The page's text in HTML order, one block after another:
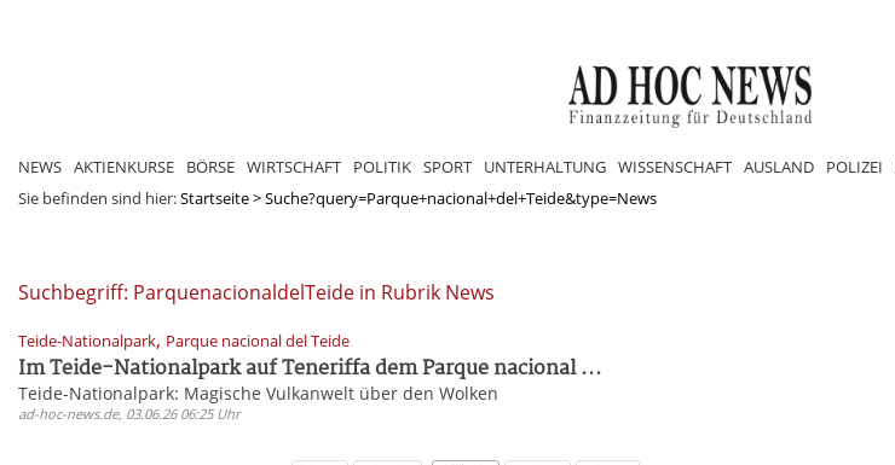
NEWS AKTIENKURSE BÖRSE WIRTSCHAFT POLITIK SPORT UNTERHALTUNG WISSENSCHAFT AUSLAND POLIZEI
Sie befinden sind hier:Startseite>Suche?query=Parque+nacional+del+Teide&type=News
Suchbegriff: ParquenacionaldelTeide in Rubrik News
Teide-Nationalpark, Parque nacional del Teide
Im Teide-Nationalpark auf Teneriffa dem Parque nacional ...
Teide-Nationalpark: Magische Vulkanwelt über den Wolken
ad-hoc-news.de, 03.06.26 06:25 Uhr